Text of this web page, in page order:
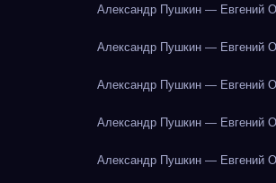
Александр Пушкин — Евгений
Александр Пушкин — Евгений
Александр Пушкин — Евгений
Александр Пушкин — Евгений
Александр Пушкин — Евгений